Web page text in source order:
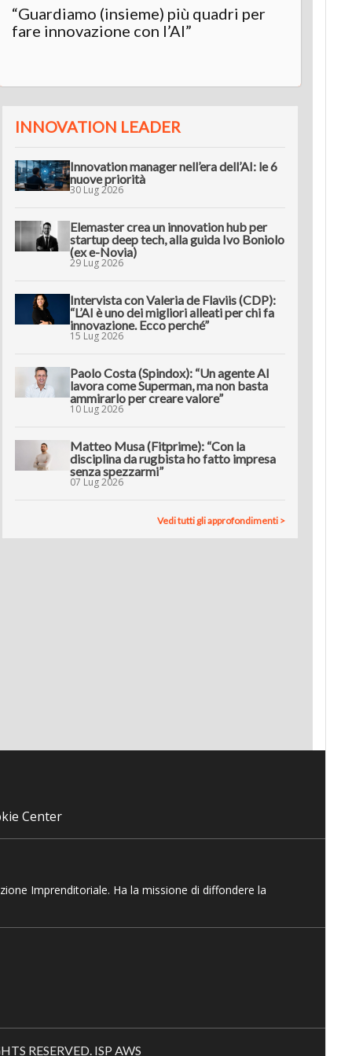
“Guardiamo (insieme) più quadri per
fare innovazione con l’AI”
INNOVATION LEADER
Innovation manager nell’era dell’AI: le 6
nuove priorità
30 Lug 2026
Elemaster crea un innovation hub per
startup deep tech, alla guida Ivo Boniolo
(ex e-Novia)
29 Lug 2026
Intervista con Valeria de Flaviis (CDP):
“L’AI è uno dei migliori alleati per chi fa
innovazione. Ecco perché”
15 Lug 2026
Paolo Costa (Spindox): “Un agente AI
lavora come Superman, ma non basta
ammirarlo per creare valore”
10 Lug 2026
Matteo Musa (Fitprime): “Con la
disciplina da rugbista ho fatto impresa
senza spezzarmi”
07 Lug 2026
Vedi tutti gli approfondimenti >
Center
Imprenditoriale. Ha la missione di diffondere la
RESERVED. ISP AWS